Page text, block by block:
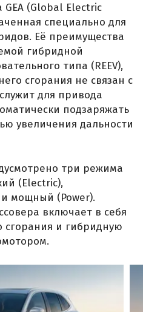
GEA (Global Electric
специально для
Её преимущества
гибридной
типа (REEV),
сгорания не связан с
для привода
подзаряжать
увеличения дальности
три режима
(Electric),
мощный (Power).
включает в себя
сгорания и гибридную